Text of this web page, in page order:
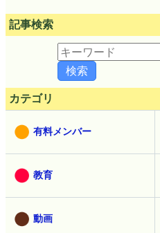
記事検索
カテゴリ
有料メンバー
教育
動画